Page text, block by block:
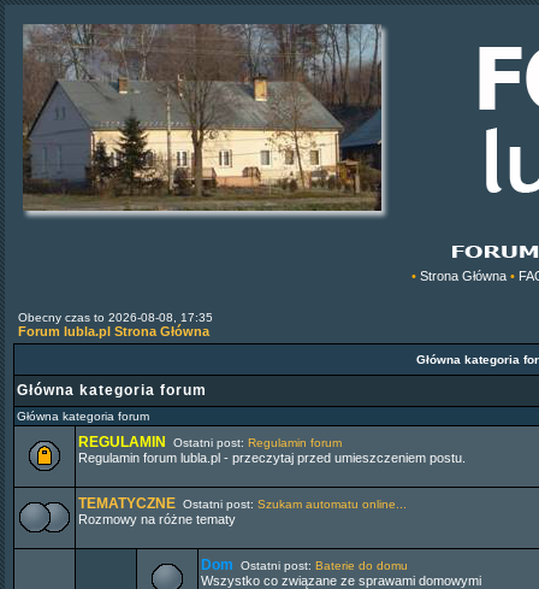
• Strona Główna •
Obecny czas to 2026-08-08, 17:35
Forum lubla.pl Strona Główna
Główna kategoria
Główna kategoria forum
Główna kategoria forum
REGULAMIN Ostatni post: Regulamin forum
Regulamin forum lubla.pl - przeczytaj przed umieszczeniem postu.
TEMATYCZNE Ostatni post: Szukam automatu online...
Rozmowy na różne tematy
Dom Ostatni post: Baterie do domu
Wszystko co związane ze sprawami domowymi